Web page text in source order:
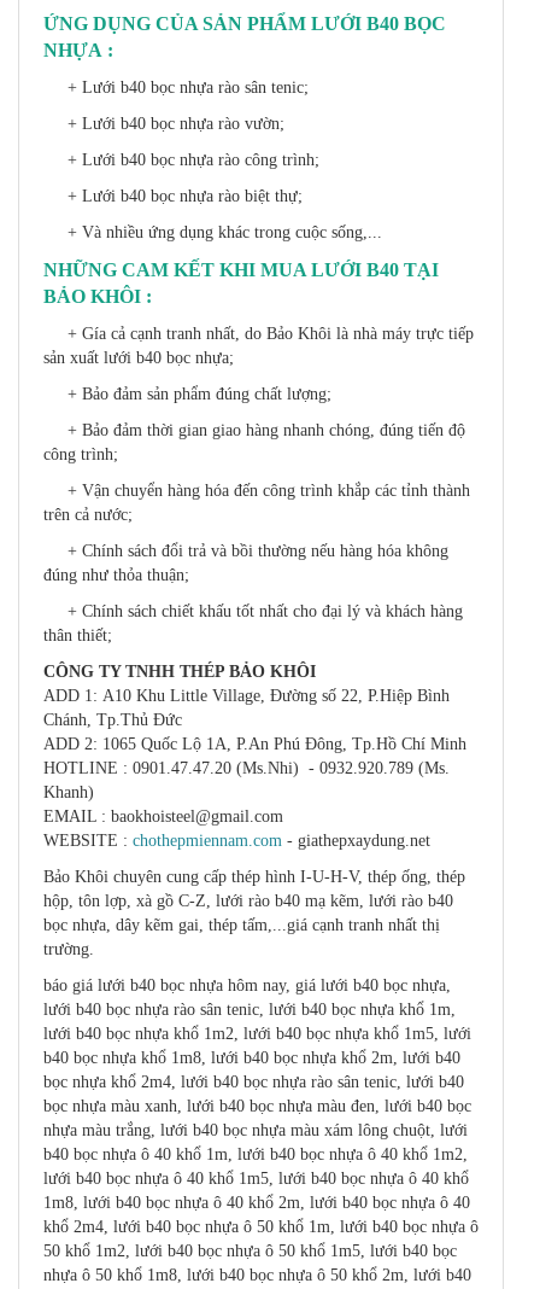
ỨNG DỤNG CỦA SẢN PHẨM LƯỚI B40 BỌC
NHỰA :
+ Lưới b40 bọc nhựa rào sân tenic;
+ Lưới b40 bọc nhựa rào vườn;
+ Lưới b40 bọc nhựa rào công trình;
+ Lưới b40 bọc nhựa rào biệt thự;
+ Và nhiều ứng dụng khác trong cuộc sống,...
NHỮNG CAM KẾT KHI MUA LƯỚI B40 TẠI
BẢO KHÔI :
+ Gía cả cạnh tranh nhất, do Bảo Khôi là nhà máy trực tiếp
sản xuất lưới b40 bọc nhựa;
+ Bảo đảm sản phẩm đúng chất lượng;
+ Bảo đảm thời gian giao hàng nhanh chóng, đúng tiến độ
công trình;
+ Vận chuyển hàng hóa đến công trình khắp các tỉnh thành
trên cả nước;
+ Chính sách đổi trả và bồi thường nếu hàng hóa không
đúng như thỏa thuận;
+ Chính sách chiết khấu tốt nhất cho đại lý và khách hàng
thân thiết;
CÔNG TY TNHH THÉP BẢO KHÔI
ADD 1: A10 Khu Little Village, Đường số 22, P.Hiệp Bình
Chánh, Tp.Thủ Đức
ADD 2: 1065 Quốc Lộ 1A, P.An Phú Đông, Tp.Hồ Chí Minh
HOTLINE : 0901.47.47.20 (Ms.Nhi) - 0932.920.789 (Ms.
Khanh)
EMAIL : baokhoisteel@gmail.com
WEBSITE : chothepmiennam.com - giathepxaydung.net
Bảo Khôi chuyên cung cấp thép hình I-U-H-V, thép ống, thép
hộp, tôn lợp, xà gồ C-Z, lưới rào b40 mạ kẽm, lưới rào b40
bọc nhựa, dây kẽm gai, thép tấm,...giá cạnh tranh nhất thị
trường.
báo giá lưới b40 bọc nhựa hôm nay, giá lưới b40 bọc nhựa,
lưới b40 bọc nhựa rào sân tenic, lưới b40 bọc nhựa khổ 1m,
lưới b40 bọc nhựa khổ 1m2, lưới b40 bọc nhựa khổ 1m5, lưới
b40 bọc nhựa khổ 1m8, lưới b40 bọc nhựa khổ 2m, lưới b40
bọc nhựa khổ 2m4, lưới b40 bọc nhựa rào sân tenic, lưới b40
bọc nhựa màu xanh, lưới b40 bọc nhựa màu đen, lưới b40 bọc
nhựa màu trắng, lưới b40 bọc nhựa màu xám lông chuột, lưới
b40 bọc nhựa ô 40 khổ 1m, lưới b40 bọc nhựa ô 40 khổ 1m2,
lưới b40 bọc nhựa ô 40 khổ 1m5, lưới b40 bọc nhựa ô 40 khổ
1m8, lưới b40 bọc nhựa ô 40 khổ 2m, lưới b40 bọc nhựa ô 40
khổ 2m4, lưới b40 bọc nhựa ô 50 khổ 1m, lưới b40 bọc nhựa ô
50 khổ 1m2, lưới b40 bọc nhựa ô 50 khổ 1m5, lưới b40 bọc
nhựa ô 50 khổ 1m8, lưới b40 bọc nhựa ô 50 khổ 2m, lưới b40